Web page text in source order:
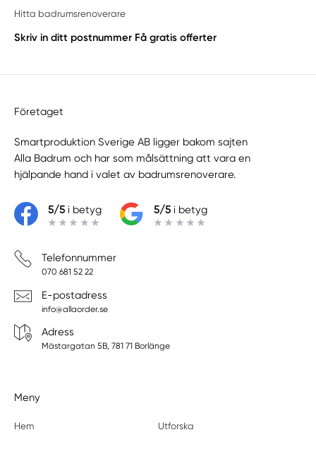
Hitta badrumsrenoverare
Skriv in ditt postnummer Få gratis offerter
Företaget
Smartproduktion Sverige AB ligger bakom sajten
Alla Badrum och har som målsättning att vara en
hjälpande hand i valet av badrumsrenoverare.
5/5i betyg 5/5i betyg
Telefonnummer
070 681 52 22
E-postadress
info@allaorder.se
Adress
Mästargatan 5B, 781 71 Borlänge
Meny
Hem Utforska